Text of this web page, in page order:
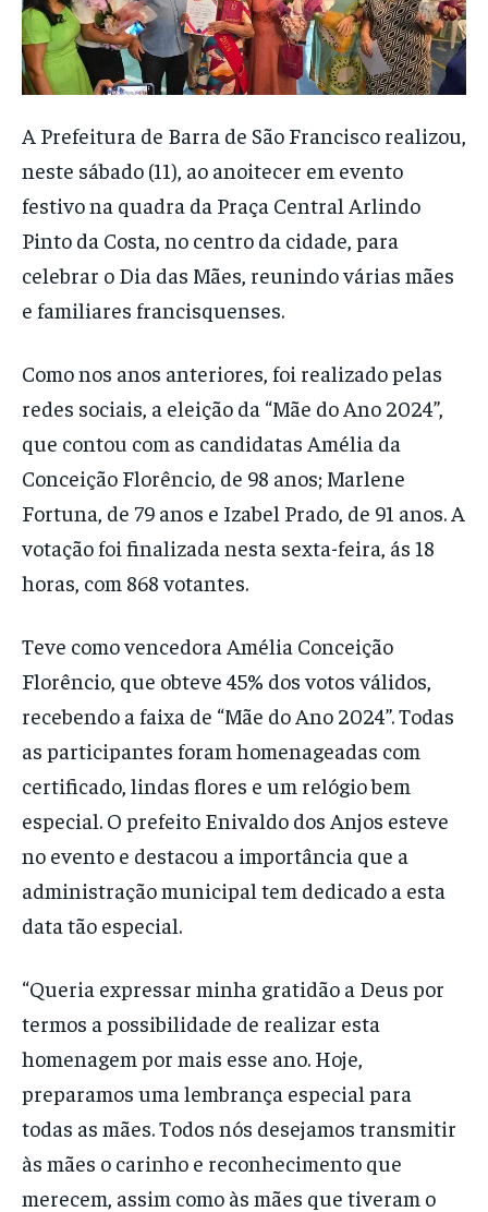
A Prefeitura de Barra de São Francisco realizou,
neste sábado (11), ao anoitecer em evento
festivo na quadra da Praça Central Arlindo
Pinto da Costa, no centro da cidade, para
celebrar o Dia das Mães, reunindo várias mães
e familiares francisquenses.
Como nos anos anteriores, foi realizado pelas
redes sociais, a eleição da “Mãe do Ano 2024”,
que contou com as candidatas Amélia da
Conceição Florêncio, de 98 anos; Marlene
Fortuna, de 79 anos e Izabel Prado, de 91 anos. A
votação foi finalizada nesta sexta-feira, ás 18
horas, com 868 votantes.
Teve como vencedora Amélia Conceição
Florêncio, que obteve 45% dos votos válidos,
recebendo a faixa de “Mãe do Ano 2024”. Todas
as participantes foram homenageadas com
certificado, lindas flores e um relógio bem
especial. O prefeito Enivaldo dos Anjos esteve
no evento e destacou a importância que a
administração municipal tem dedicado a esta
data tão especial.
“Queria expressar minha gratidão a Deus por
termos a possibilidade de realizar esta
homenagem por mais esse ano. Hoje,
preparamos uma lembrança especial para
todas as mães. Todos nós desejamos transmitir
às mães o carinho e reconhecimento que
merecem, assim como às mães que tiveram o